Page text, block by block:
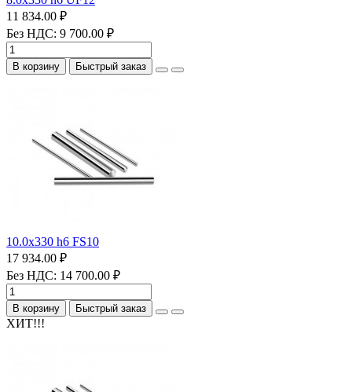
11 834.00 ₽
Без НДС: 9 700.00 ₽
В корзину Быстрый заказ
10.0х330 h6 FS10
17 934.00 ₽
Без НДС: 14 700.00 ₽
В корзину Быстрый заказ
ХИТ!!!